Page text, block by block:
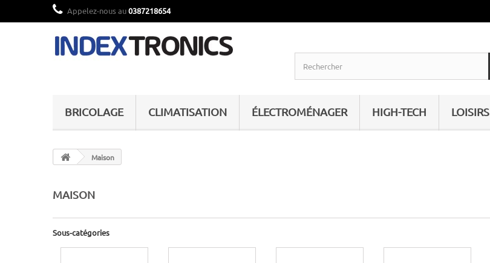
Appelez-nous au0387218654
BRICOLAGE CLIMATISATION ÉLECTROMÉNAGER HIGH-TECH LOISIRS
Maison
MAISON
Sous-catégories